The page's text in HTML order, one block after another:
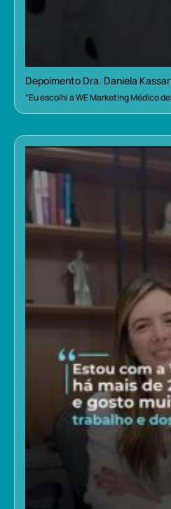
Depoimento Dra. Daniela
“Eu escolhi a WE Marketing Médico